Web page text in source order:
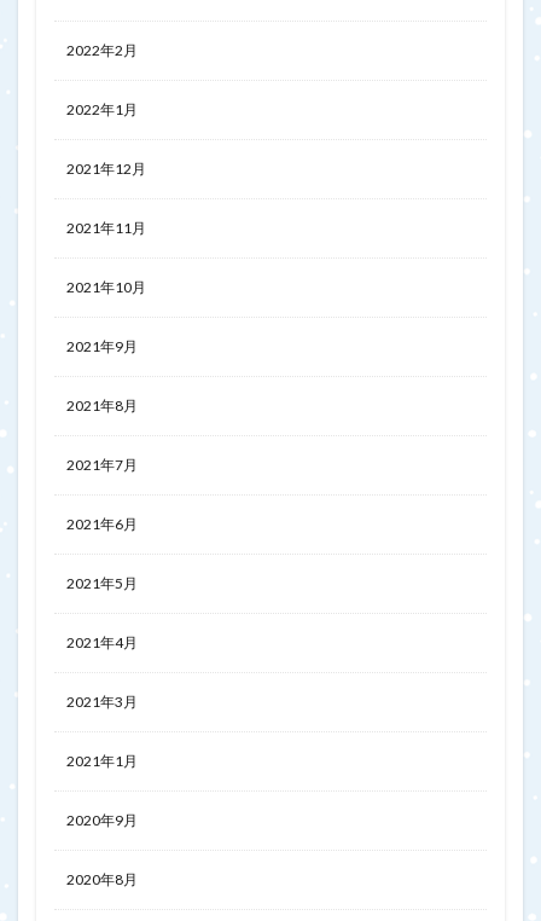
2022年2月
2022年1月
2021年12月
2021年11月
2021年10月
2021年9月
2021年8月
2021年7月
2021年6月
2021年5月
2021年4月
2021年3月
2021年1月
2020年9月
2020年8月